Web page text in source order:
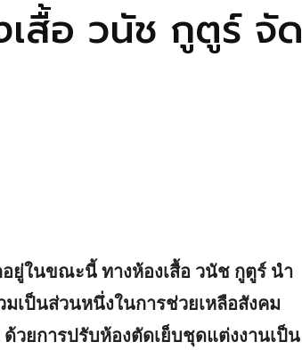
สื้อ วนัช กูตูร์ จั
ยู่ในขณะนี้ ทางห้องเสื้อ วนัช กูตูร์ นำ
เป็นส่วนหนึ่งในการช่วยเหลือสังคม
วยการปรับห้องตัดเย็บชุดแต่งงานเป็น